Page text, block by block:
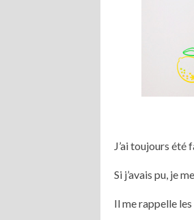
J’ai toujours été
Si j’avais pu, je
Il me rappelle